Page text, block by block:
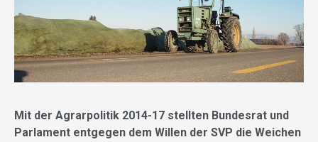
Mit der Agrarpolitik 2014-17 stellten Bundesrat und
Parlament entgegen dem Willen der SVP die Weichen